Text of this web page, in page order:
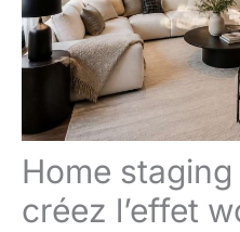
Home
créez l’effet